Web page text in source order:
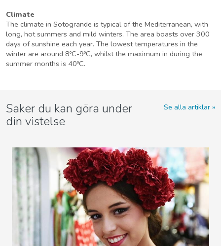
Climate
The climate in Sotogrande is typical of the Mediterranean, with
long, hot summers and mild winters. The area boasts over 300
days of sunshine each year. The lowest temperatures in the
winter are around 8ºC-9ºC, whilst the maximum in during the
summer months is 40ºC.
Saker du kan göra under
din vistelse
Se alla artiklar